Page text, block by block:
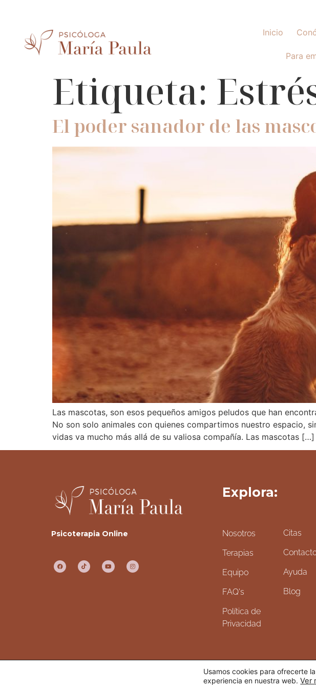
Inicio
Para
Etiqueta:
El poder sanador de las
Las mascotas, son esos pequeños amigos peludos que han
No son solo animales con quienes compartimos nuestro espacio,
vidas va mucho más allá de su valiosa compañía. Las mascotas […]
Psicoterapia Online
Explora:
Nosotros
Terapias
Equipo
FAQ's
Política de
Privacidad
Citas
Ayuda
Blog
Usamos cookies para ofrecerte
experiencia en nuestra web.Ver